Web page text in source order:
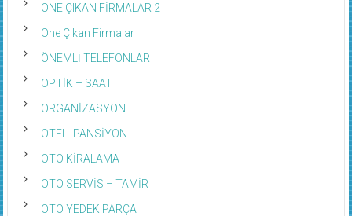
ÖNE ÇIKAN FİRMALAR 2
Öne Çıkan Firmalar
ÖNEMLİ TELEFONLAR
OPTİK – SAAT
ORGANİZASYON
OTEL -PANSİYON
OTO KİRALAMA
OTO SERVİS – TAMİR
OTO YEDEK PARÇA